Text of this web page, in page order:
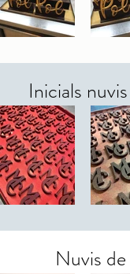
Inicials
Nuvis